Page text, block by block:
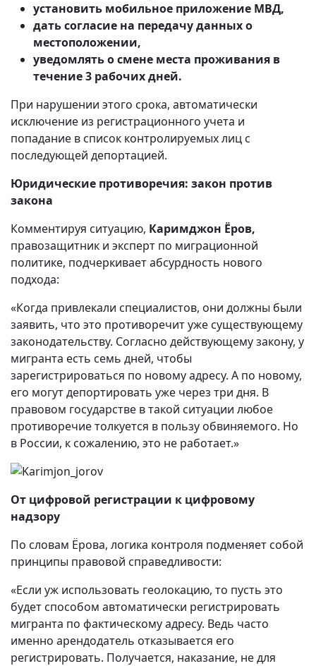
установить мобильное приложение МВД,
дать согласие на передачу данных о
местоположении,
уведомлять о смене места проживания в
течение 3 рабочих дней.
При нарушении этого срока, автоматически
исключение из регистрационного учета и
попадание в список контролируемых лиц с
последующей депортацией.
Юридические противоречия: закон против
закона
Комментируя ситуацию, Каримджон Ёров,
правозащитник и эксперт по миграционной
политике, подчеркивает абсурдность нового
подхода:
«Когда привлекали специалистов, они должны были
заявить, что это противоречит уже существующему
законодательству. Согласно действующему закону, у
мигранта есть семь дней, чтобы
зарегистрироваться по новому адресу. А по новому,
его могут депортировать уже через три дня. В
правовом государстве в такой ситуации любое
противоречие толкуется в пользу обвиняемого. Но
в России, к сожалению, это не работает.»
От цифровой регистрации к цифровому
надзору
По словам Ёрова, логика контроля подменяет собой
принципы правовой справедливости:
«Если уж использовать геолокацию, то пусть это
будет способом автоматически регистрировать
мигранта по фактическому адресу. Ведь часто
именно арендодатель отказывается его
регистрировать. Получается, наказание, не для